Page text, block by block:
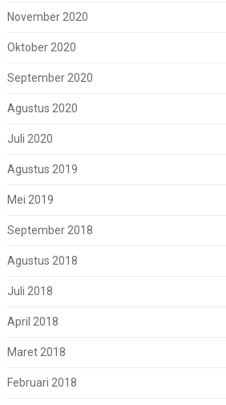
November 2020
Oktober 2020
September 2020
Agustus 2020
Juli 2020
Agustus 2019
Mei 2019
September 2018
Agustus 2018
Juli 2018
April 2018
Maret 2018
Februari 2018